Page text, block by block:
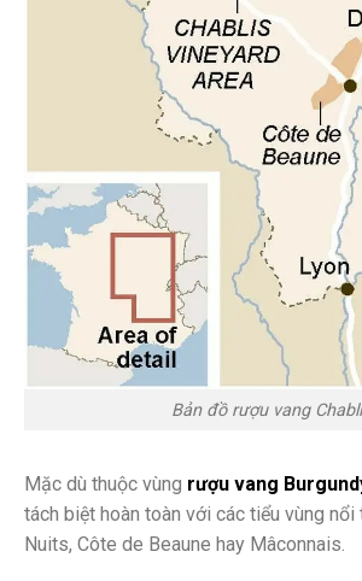
Bản đồ rượu vang
Mặc dù thuộc vùng rượu vang
tách biệt hoàn toàn với các tiểu vùng
Nuits, Côte de Beaune hay Mâconnais.